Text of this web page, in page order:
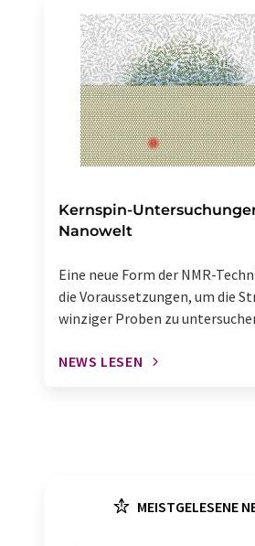
Kernspin-
Nanowelt
Eine neue Form der NMR-
die Voraussetzungen, um die
winziger Proben zu
NEWS LESEN
MEISTGELESENE